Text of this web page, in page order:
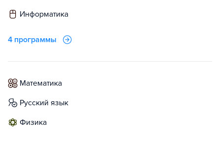
информатика
4 программы
математика
русский язык
физика